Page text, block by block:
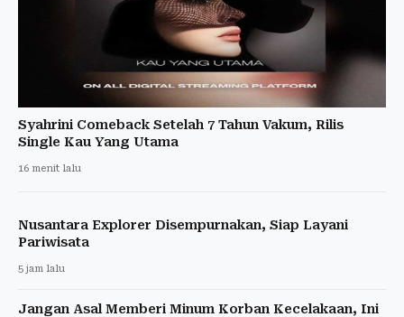
Syahrini Comeback Setelah 7 Tahun Vakum, Rilis
Single Kau Yang Utama
16 menit lalu
Nusantara Explorer Disempurnakan, Siap Layani
Pariwisata
5 jam lalu
Jangan Asal Memberi Minum Korban Kecelakaan, Ini